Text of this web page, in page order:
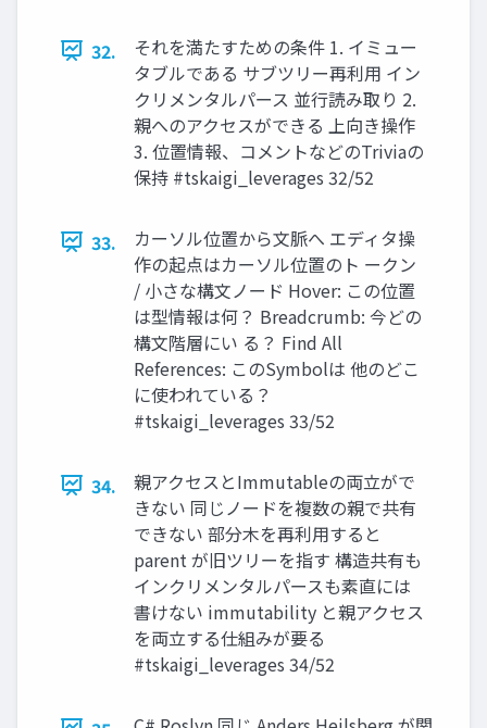
32.
それを満たすための条件 1. イミュー
タブルである サブツリー再利用 イン
クリメンタルパース 並行読み取り 2.
親へのアクセスができる 上向き操作
3. 位置情報、コメントなどのTriviaの
保持 #tskaigi_leverages 32/52
33.
カーソル位置から文脈へ エディタ操
作の起点はカーソル位置のト ークン
/ 小さな構文ノード Hover: この位置
は型情報は何？ Breadcrumb: 今どの
構文階層にい る？ Find All
References: このSymbolは 他のどこ
に使われている？
#tskaigi_leverages 33/52
34.
親アクセスとImmutableの両立がで
きない 同じノードを複数の親で共有
できない 部分木を再利用すると
parent が旧ツリーを指す 構造共有も
インクリメンタルパースも素直には
書けない immutability と親アクセス
を両立する仕組みが要る
#tskaigi_leverages 34/52